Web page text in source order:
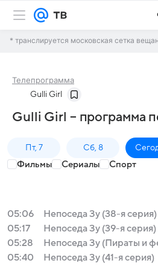
* транслируется московская сетка
Телепрограмма
Gulli Girl
Gulli Girl – программа
Пт, 7 Сб, 8
Фильмы Сериалы Спорт
05:06
Непоседа Зу (38-я серия)
05:17
Непоседа Зу (39-я серия)
05:28
Непоседа Зу (Пираты и
05:40
Непоседа Зу (41-я серия)